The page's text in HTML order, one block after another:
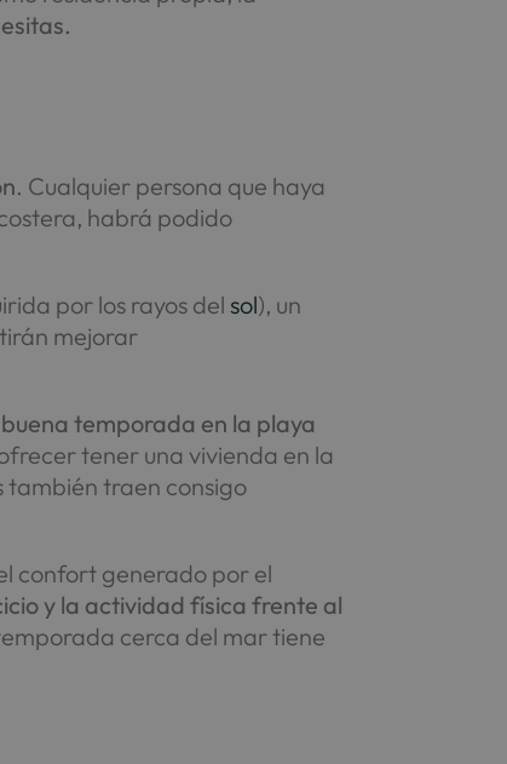
. Cualquier persona que haya
habrá podido
por los rayos del sol), un
mejorar
temporada en la playa
tener una vivienda en la
también traen consigo
confort generado por el
y la actividad física frente al
cerca del mar tiene